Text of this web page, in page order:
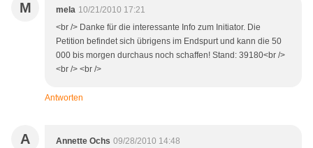
M mela 10/21/2010 17:21
<br /> Danke für die interessante Info zum Initiator. Die
Petition befindet sich übrigens im Endspurt und kann die 50
000 bis morgen durchaus noch schaffen! Stand: 39180<br />
<br /> <br />
Antworten
A Annette Ochs 09/28/2010 14:48